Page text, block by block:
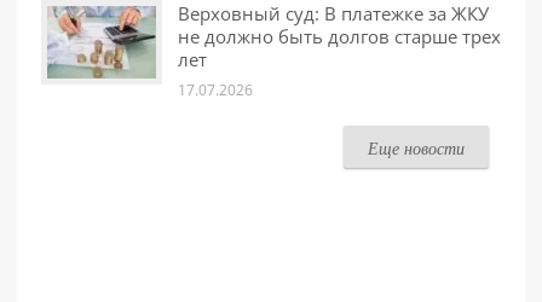
Верховный суд: В платежке за ЖКУ
не должно быть долгов старше трех
лет
17.07.2026
Еще новости